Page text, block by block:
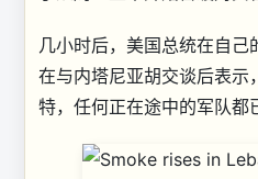
几小时后，美国总统在自己
在与内塔尼亚胡交谈后表示
特，任何正在途中的军队都